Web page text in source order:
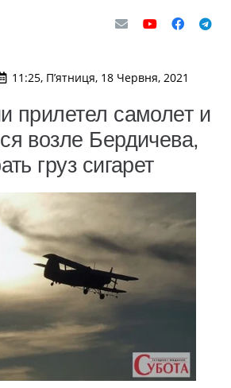
11:25, П’ятниця, 18 Червня, 2021
прилетел самолет и
возле Бердичева,
груз сигарет